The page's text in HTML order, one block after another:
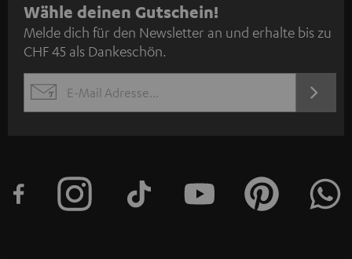
N
e
w
s
l
e
Wähle deinen Gutschein!
Melde dich für den Newsletter an und erhalte bis zu
CHF 45 als Dankeschön.
EMAIL
JETZT